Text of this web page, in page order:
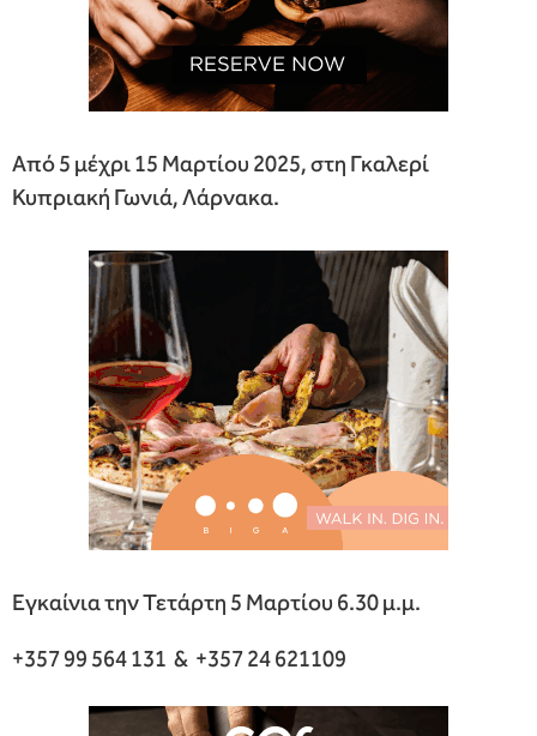
Από 5 μέχρι 15 Μαρτίου 2025, στη Γκαλερί
Κυπριακή Γωνιά, Λάρνακα.
Εγκαίνια την Τετάρτη 5 Μαρτίου 6.30 μ.μ.
+357 99 564 131 & +357 24 621109